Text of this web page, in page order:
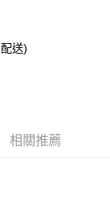
送)
相關推薦